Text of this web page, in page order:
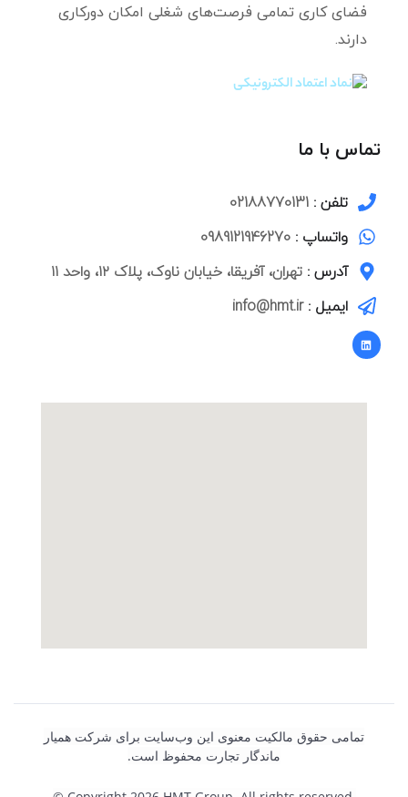
فضای کاری تمامی فرصت‌های شغلی امکان دورکاری
دارند.
تماس با ما
تلفن :
واتساپ :
آدرس : تهران، آفریقا، خیابان ناوک، پلاک ۱۲، واحد ۱۱
ایمیل :info@hmt.ir
تمامی حقوق مالکیت معنوی این وب‌سایت برای شرکت همیار
ماندگار تجارت محفوظ است.